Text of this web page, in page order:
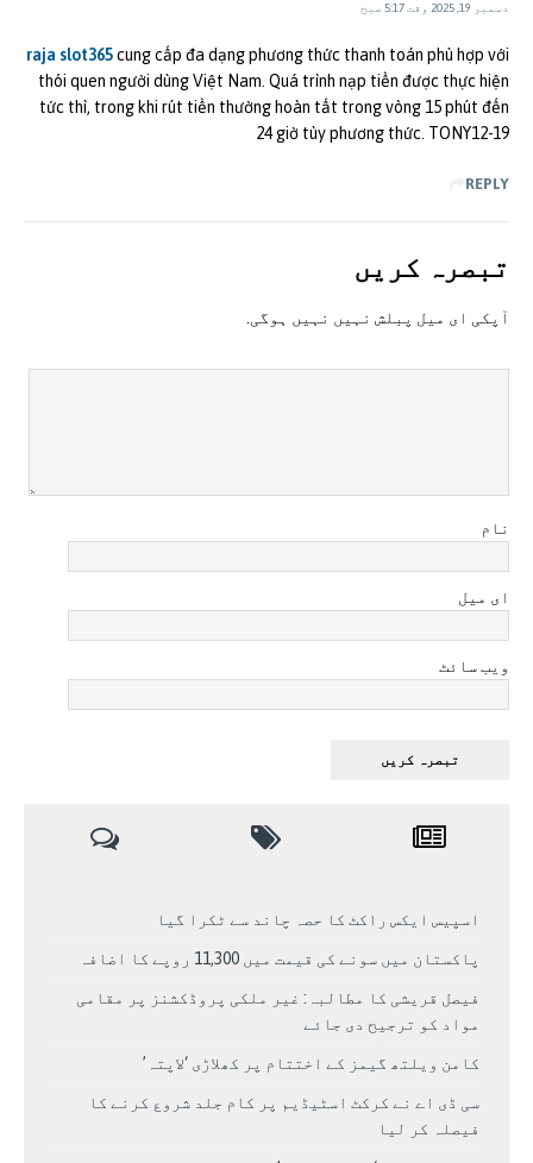
دسمبر 19, 2025 وقت 5:17 صبح
raja slot365cung cấp đa dạng phương thức thanh toán phù hợp với
thói quen người dùng Việt Nam. Quá trình nạp tiền được thực hiện
tức thì, trong khi rút tiền thường hoàn tất trong vòng 15 phút đến
24 giờ tùy phương thức. TONY12-19
REPLY
تبصرہ کريں
آپکی ای ميل پبلش نہيں نہيں ہوگی.
نام
ای میل
ویب سائٹ
اسپیس ایکس راکٹ کا حصہ چاند سے ٹکرا گیا
پاکستان میں سونے کی قیمت میں 11,300 روپے کا اضافہ
فیصل قریشی کا مطالبہ: غیر ملکی پروڈکشنز پر مقامی
مواد کو ترجیح دی جائے
کامن ویلتھ گیمز کے اختتام پر کھلاڑی ‘لاپتہ’
سی ڈی اے نے کرکٹ اسٹیڈیم پر کام جلد شروع کرنے کا
فیصلہ کر لیا